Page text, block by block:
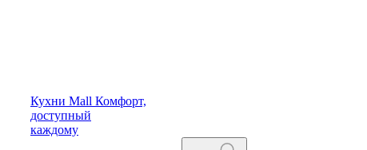
Кухни Mall Комфорт,
доступный
каждому